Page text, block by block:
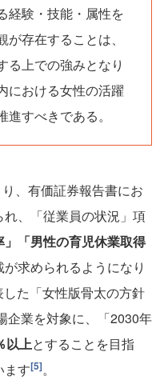
経験・技能・属性を
存在することは、
る上での強みとなり
における女性の活躍
すべきである。
、有価証券報告書にお
、「従業員の状況」項
」「男性の育児休業取得
が求められるようになり
た「女性版骨太の方針
企業を対象に、「2030年
以上とすることを目指
ます[5]。